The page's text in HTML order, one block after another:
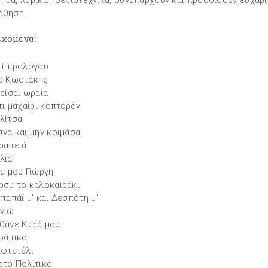
προλόγου
Κωστάκης
ωραία
μαχαίρι κοπτερόν
και μην κοιμάσαι
μου Γιώργη
το καλοκαιράκι
μ' και Δεσπότη μ'
Κυρά μου
Πολίτικο